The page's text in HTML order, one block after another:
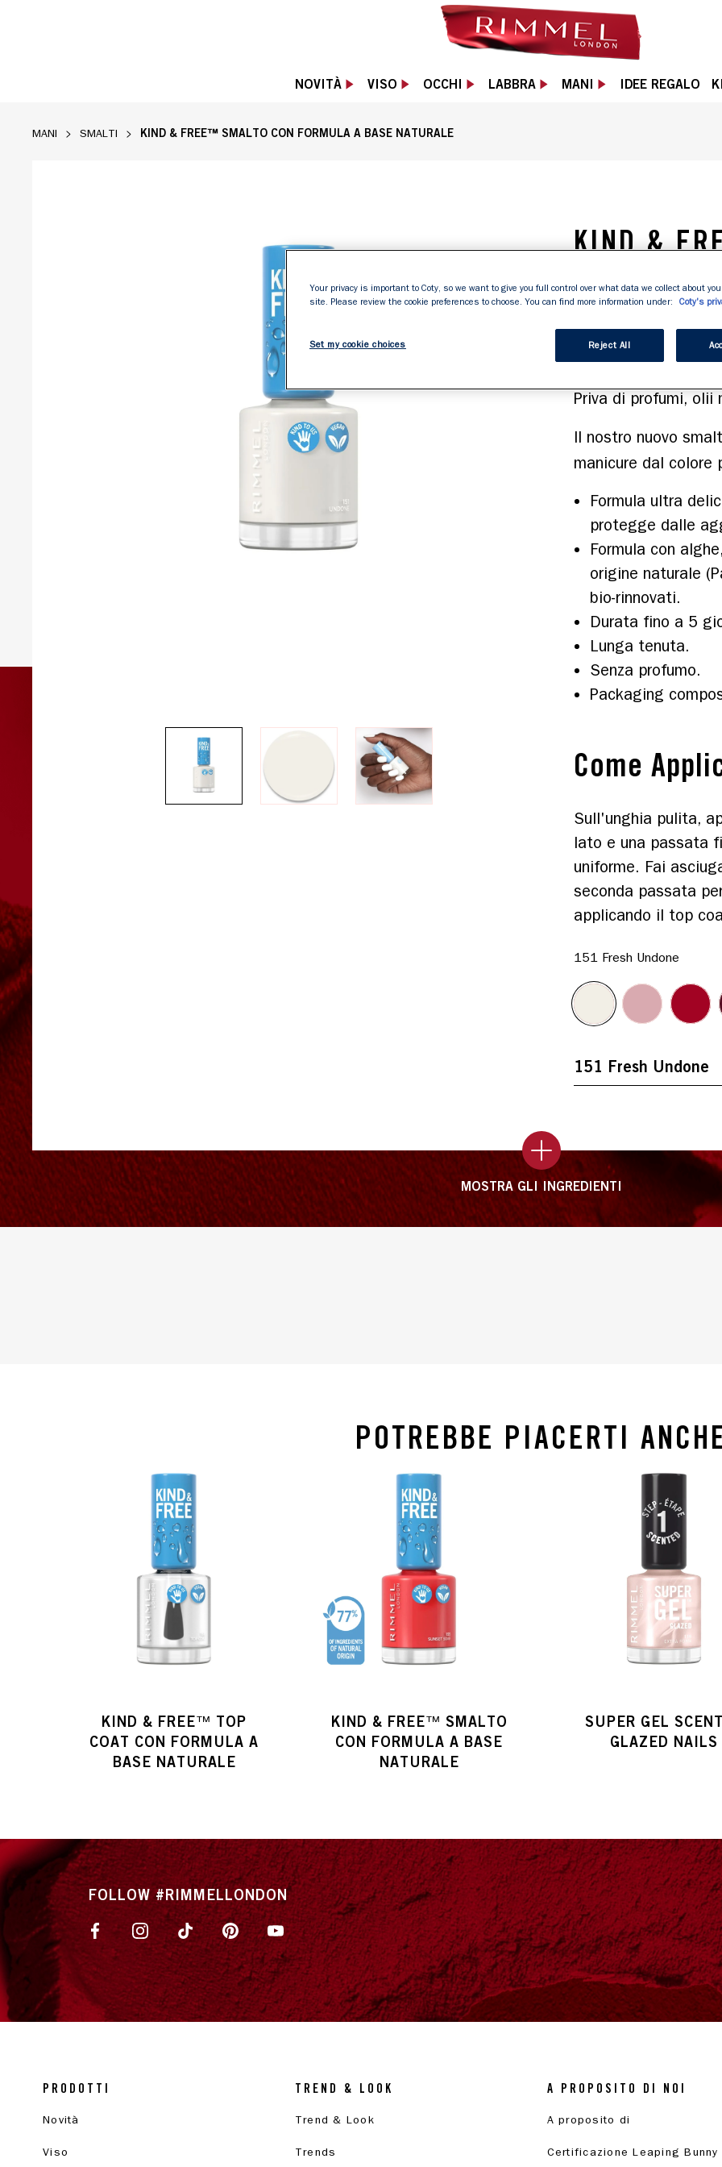
NOVITÀ VISO OCCHI LABBRA MANI IDEE REGALO
MANI SMALTI KIND & FREE™ SMALTO CON FORMULA A BASE NATURALE
KIND &
La nostra proposta
compromessi.
Il nostro nuovo
Formula ultra
protegge dalle
Formula con
origine naturale
bio-rinnovati.
Durata fino a 5
Lunga tenuta.
Senza profumo.
Packaging
Come
Sull'unghia pulita,
lato e una passata
uniforme. Fai
seconda passata
applicando il top
151 Fresh Undone
MOSTRA GLI INGREDIENTI
POTREBBE PIACERTI
KIND & FREE™ TOP
COAT CON FORMULA A
BASE NATURALE
KIND & FREE™ SMALTO
CON FORMULA A BASE
NATURALE
SUPER GEL
GLAZED NAILS
FOLLOW #RIMMELLONDON
PRODOTTI
Novità
Viso
TREND & LOOK
Trend & Look
Trends
A PROPOSITO DI NOI
A proposito di
Certificazione Leaping Bunny
Your privacy is important to Coty, so we want to give you full control over what data we collect about
site. Please review the cookie preferences to choose. You can find more information under:
Coty's
Set my cookie choices Reject All